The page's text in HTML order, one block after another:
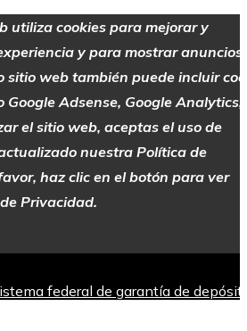
utiliza cookies para mejorar y
y para mostrar anuncios
sitio web también puede incluir
Google Adsense, Google Analytics,
el sitio web, aceptas el uso de
nuestra Política de
haz clic en el botón para ver
Privacidad.
federal de garantía de